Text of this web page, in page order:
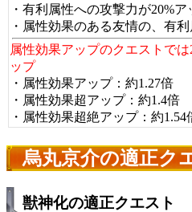
・有利属性への攻撃力が20%ア
・属性効果のある友情の、有
属性効果アップのクエストで
ップ
・属性効果アップ：約1.27倍
・属性効果超アップ：約1.4倍
・属性効果超絶アップ：約1.54
烏丸京介の適正ク
獣神化の適正クエスト